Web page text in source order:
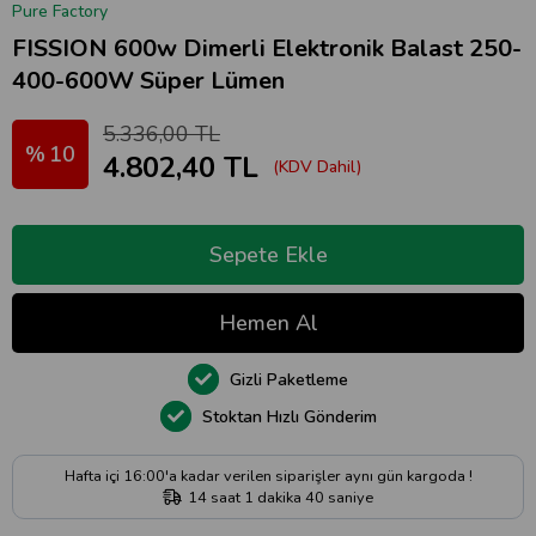
Pure Factory
FISSION 600w Dimerli Elektronik Balast 250-
400-600W Süper Lümen
10
5.336,00 TL
4.802,40 TL (KDV Dahil)
Hafta içi 16:00'a kadar verilen siparişler aynı gün kargoda !
14 saat 1 dakika 40 saniye
Stoktan Hızlı Gönderim
Gizli Paketleme